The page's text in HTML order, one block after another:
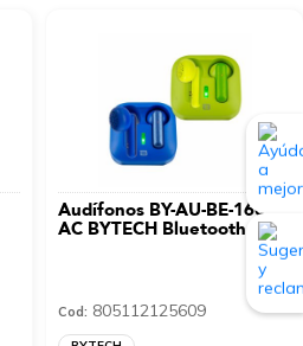
Audífonos BY-AU-BE-160-
AC BYTECH Bluetooth
Cod: 805112125609